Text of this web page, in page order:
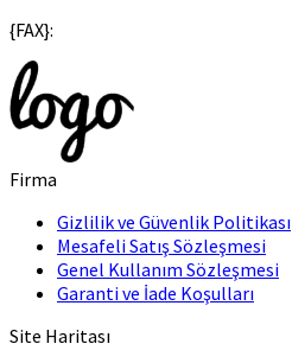
{FAX}:
Firma
Gizlilik ve Güvenlik Politikası
Mesafeli Satış Sözleşmesi
Genel Kullanım Sözleşmesi
Garanti ve İade Koşulları
Site Haritası